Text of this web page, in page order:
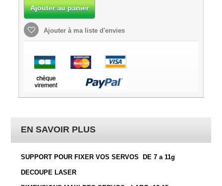
Ajouter au panier
Ajouter à ma liste d'envies
EN SAVOIR PLUS
SUPPORT POUR FIXER VOS SERVOS DE 7 a 11g
DECOUPE LASER